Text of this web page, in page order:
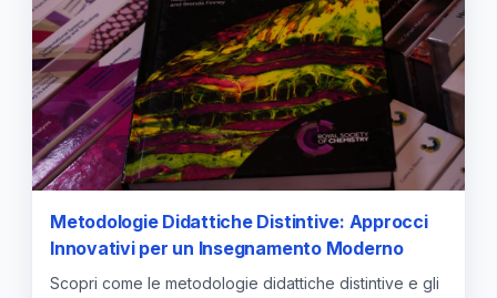
Metodologie Didattiche Distintive: Approcci
Innovativi per un Insegnamento Moderno
Scopri come le metodologie didattiche distintive e gli